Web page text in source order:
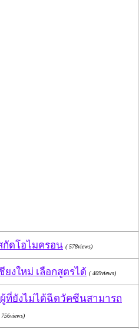
กัดโอไมครอน ( 578views)
งใหม่ เลือกสูตรได้ ( 409views)
ที่ยังไม่ได้ฉีดวัคซีนสามารถ
756views)